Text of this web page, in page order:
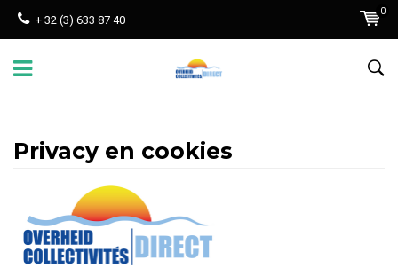
+ 32 (3) 633 87 40
0
Privacy en cookies